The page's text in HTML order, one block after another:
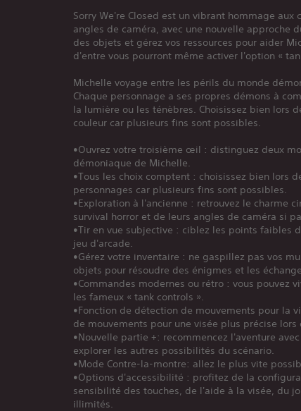
Sorry We're Closed est un vibrant hommage
angles de caméra, avec une nouvelle approche
des objets et gérez vos ressources pour aider
d'entre vous pourront même activer l'option «
Michelle voyage entre les périls du monde
Chaque personnage a ses propres démons à
la lumière ou les ténèbres. Choisissez bien lors
couleur car plusieurs fins sont possibles.
•Ouvrez votre troisième œil : distinguez deux
démoniaque de Michelle.
•Tous les choix comptent : choisissez bien lors
personnages car plusieurs fins sont possibles.
•Exploration à l'ancienne : retrouvez le charme
survival horror et de leurs angles de caméra si
•Tir en vue subjective : ciblez les points faibles
jeu d'arcade.
•Gérez votre inventaire : ne gaspillez pas vos
objets pour résoudre des énigmes et les
•Commandes modernes ou rétro : vous pouvez
les fameux « tank controls ».
•Fonction de détection de mouvements pour la
de mouvements pour une visée plus précise lors
•Nouvelle partie +: recommencez l'aventure
explorer les autres possibilités du scénario.
•Mode Contre-la-montre: allez le plus vite
•Options d'accessibilité : profitez de la
sensibilité des touches, de l'aide à la visée, du
illimités.